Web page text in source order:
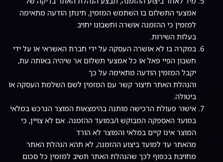
אמצעי התשלום בו השתמש המזמין, תינתן הודעה מתאימה
למזמין כי ההזמנה אושרה וחשבונו יחויב
בעלות השירות.
במקרה בו לא אושרה העסקה על ידי חברת האשראי או על ידי
חשבון הפיי פאל או כל אמצעי תשלום אר שיהיה באותה עת,
יקבל המזמין הודעה מתאימה על כך
והנהלת האתר תיצור קשר עם המזמין לשם השלמת העסקה או
ביטולה.
אישור פעולת הרכישה מותנה בהימצאות המוצר הנרכש במלאי
במועד האספקה המבוקש ו/במועד ההזמנה. אם לא צויין, כי
המוצר אינו קיים במלאי והמוצר לא הורד
מהאתר עד למועד ביצוע ההזמנה, לא תהא הנהלת האתר
מחויבת בכפוף לכך שהנהלת האתר תשיב למזמין כל סכום